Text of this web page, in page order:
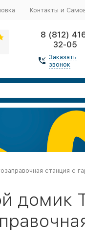
Контакты и
8 (812)
32-05
Заказать
звонок
станция с
домик